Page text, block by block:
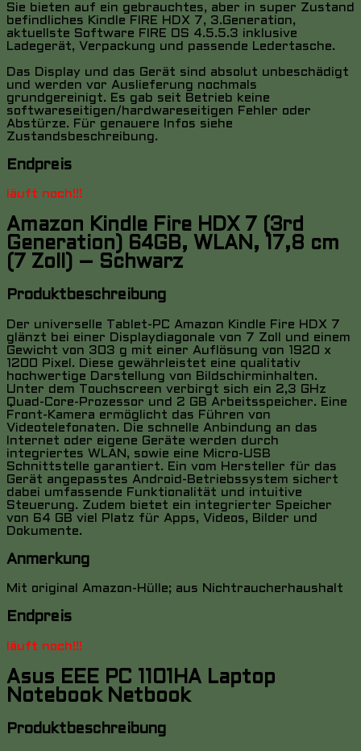
Sie bieten auf ein gebrauchtes, aber in super Zustand
befindliches Kindle FIRE HDX 7, 3.Generation,
aktuellste Software FIRE OS 4.5.5.3 inklusive
Ladegerät, Verpackung und passende Ledertasche.
Das Display und das Gerät sind absolut unbeschädigt
und werden vor Auslieferung nochmals
grundgereinigt. Es gab seit Betrieb keine
softwareseitigen/hardwareseitigen Fehler oder
Abstürze. Für genauere Infos siehe
Zustandsbeschreibung.
Endpreis
läuft noch!!!
Amazon Kindle Fire HDX 7 (3rd
Generation) 64GB, WLAN, 17,8 cm
(7 Zoll) – Schwarz
Produktbeschreibung
Der universelle Tablet-PC Amazon Kindle Fire HDX 7
glänzt bei einer Displaydiagonale von 7 Zoll und einem
Gewicht von 303 g mit einer Auflösung von 1920 x
1200 Pixel. Diese gewährleistet eine qualitativ
hochwertige Darstellung von Bildschirminhalten.
Unter dem Touchscreen verbirgt sich ein 2,3 GHz
Quad-Core-Prozessor und 2 GB Arbeitsspeicher. Eine
Front-Kamera ermöglicht das Führen von
Videotelefonaten. Die schnelle Anbindung an das
Internet oder eigene Geräte werden durch
integriertes WLAN, sowie eine Micro-USB
Schnittstelle garantiert. Ein vom Hersteller für das
Gerät angepasstes Android-Betriebssystem sichert
dabei umfassende Funktionalität und intuitive
Steuerung. Zudem bietet ein integrierter Speicher
von 64 GB viel Platz für Apps, Videos, Bilder und
Dokumente.
Anmerkung
Mit original Amazon-Hülle; aus Nichtraucherhaushalt
Endpreis
läuft noch!!!
Asus EEE PC 1101HA Laptop
Notebook Netbook
Produktbeschreibung